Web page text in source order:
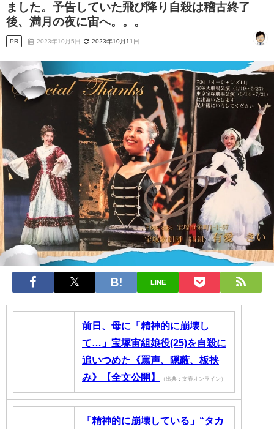
ました。予告していた飛び降り自殺は稽古終了
後、満月の夜に宙へ。。。
PR 2023年10月5日 2023年10月11日
LINE
前日、母に「精神的に崩壊し
て…」宝塚宙組娘役(25)を自殺に
追いつめた《罵声、隠蔽、板挟
み》【全文公開】
（出典：文春オンライン）
「精神的に崩壊している」“タカ